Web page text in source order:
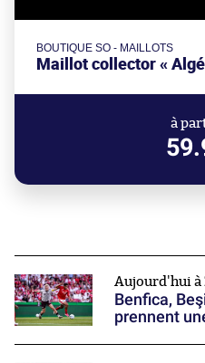
BOUTIQUE SO - MAILLOTS
Maillot collector «
à
Aujourd'hui à
Benfica,
prennent